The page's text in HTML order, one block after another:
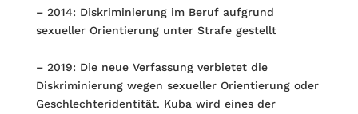
– 2014: Diskriminierung im Beruf aufgrund
sexueller Orientierung unter Strafe gestellt
– 2019: Die neue Verfassung verbietet die
Diskriminierung wegen sexueller Orientierung oder
Geschlechteridentität. Kuba wird eines der